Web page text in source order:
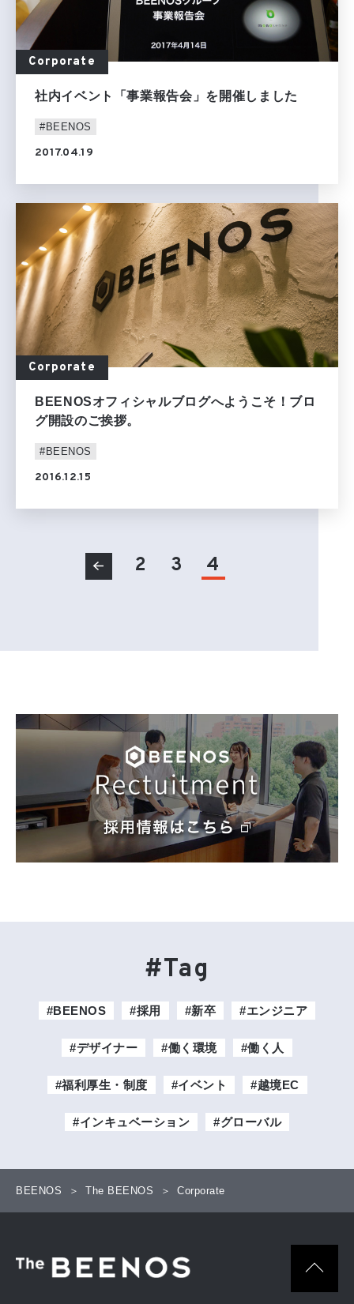
Corporate
社内イベント「事業報告会」を開催しました
#BEENOS
2017.04.19
Corporate
BEENOSオフィシャルブログへようこそ！ブロ
グ開設のご挨拶。
#BEENOS
2016.12.15
2 3 4
#Tag
#BEENOS #採用 #新卒 #エンジニア
#デザイナー #働く環境 #働く人
#福利厚生・制度 #イベント #越境EC
#インキュベーション #グローバル
BEENOS The BEENOS Corporate